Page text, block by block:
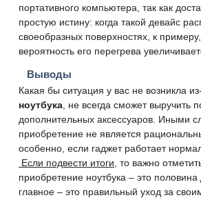
портативного компьютера, так как
простую истину: когда такой девайс
своеобразных поверхностях, к
вероятность его перегрева
Выводы
Какая бы ситуация у вас не возникла
ноутбука, не всегда сможет выручить
дополнительных аксессуаров. Иными
приобретение не является
особенно, если гаджет работает
Если подвести итоги, то важно
приобретение ноутбука – это
главное – это правильный уход за